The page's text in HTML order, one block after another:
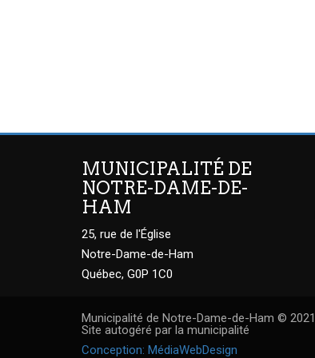
MUNICIPALITÉ DE
NOTRE-DAME-DE-
HAM
25, rue de l'Église
Notre-Dame-de-Ham
Québec, G0P 1C0
Municipalité de Notre-Dame-de-Ham © 2021
Site autogéré par la municipalité
Conception: MédiaWebDesign